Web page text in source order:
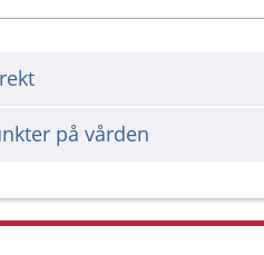
på vården